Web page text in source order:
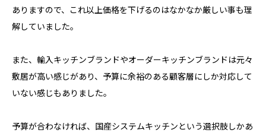
ありますので、これ以上価格を下げるのはなかなか厳しい事も理
解していました。
また、輸入キッチンブランドやオーダーキッチンブランドは元々
敷居が高い感じがあり、予算に余裕のある顧客層にしか対応して
いない感じもありました。
予算が合わなければ、国産システムキッチンという選択肢しかあ